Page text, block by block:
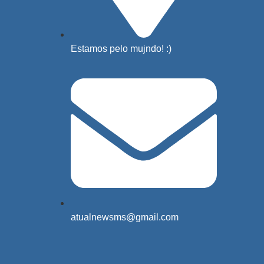
Estamos pelo mujndo! :)
atualnewsms@gmail.com